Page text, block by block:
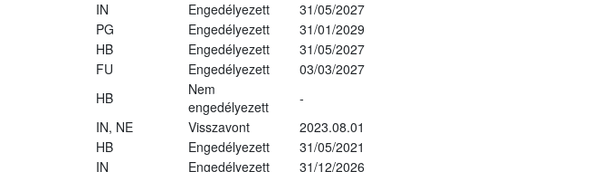
IN Engedélyezett
31/05/2027
PG Engedélyezett
31/01/2029
HB Engedélyezett
31/05/2027
FU Engedélyezett
03/03/2027
HB
Nem
engedélyezett
-
IN, NE Visszavont
2023.08.01
HB Engedélyezett
31/05/2021
IN Engedélyezett
31/12/2026